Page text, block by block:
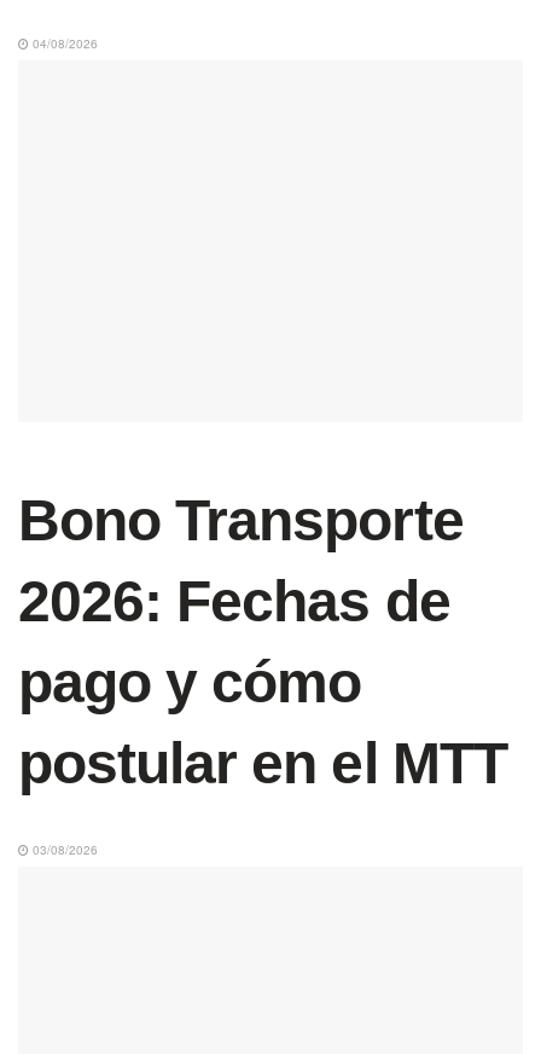
04/08/2026
Bono Transporte
2026: Fechas de
pago y cómo
postular en el MTT
03/08/2026